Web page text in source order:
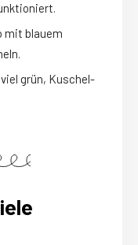
mit blauem
grün, Kuschel-